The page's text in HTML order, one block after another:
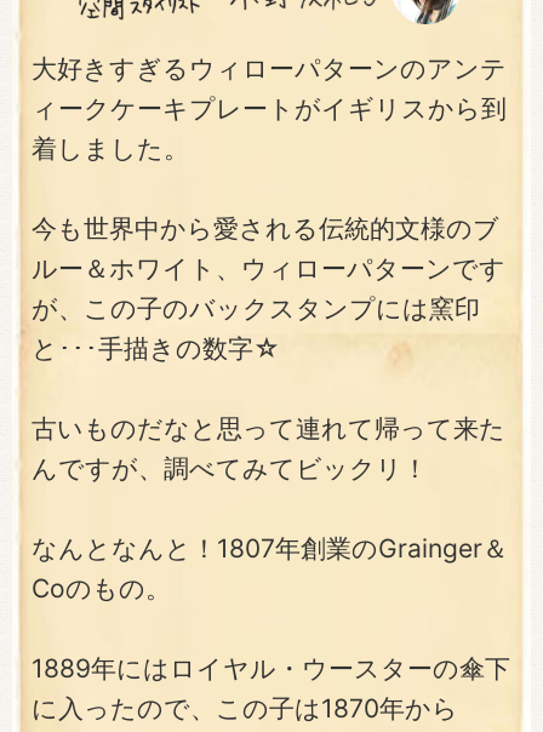
大好きすぎるウィローパターンのアンテ
ィークケーキプレートがイギリスから到
着しました。
今も世界中から愛される伝統的文様のブ
ルー＆ホワイト、ウィローパターンです
が、この子のバックスタンプには窯印
と･･･手描きの数字☆
古いものだなと思って連れて帰って来た
んですが、調べてみてビックリ！
なんとなんと！1807年創業のGrainger＆
Coのもの。
1889年にはロイヤル・ウースターの傘下
に入ったので、この子は1870年から